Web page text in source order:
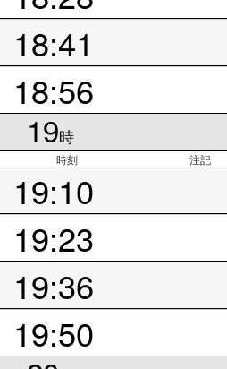
18:41
18:56
19時
時刻 注記
19:10
19:23
19:36
19:50